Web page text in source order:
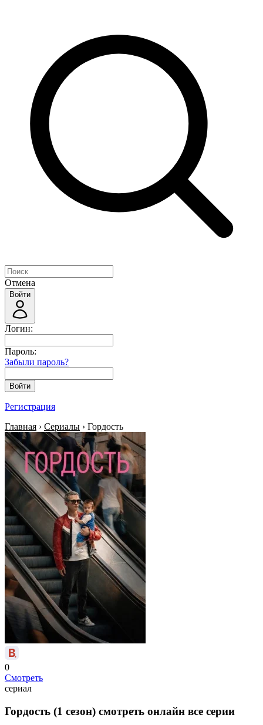
Отмена
Войти
Логин:
Пароль:
Забыли пароль?
Войти
Регистрация
Главная › Сериалы › Гордость
0
Смотреть
сериал
Гордость (1 сезон) смотреть онлайн все серии